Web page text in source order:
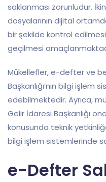
saklanması zorunludur.
dosyalarının dijital
bir şekilde kontrol edilmesi
geçilmesi
Mükellefler, e-defter ve
Başkanlığı’nın bilgi
edebilmektedir. Ayrıca,
Gelir İdaresi Başkanlığı
konusunda teknik
bilgi işlem sistemlerinde
e-Defter